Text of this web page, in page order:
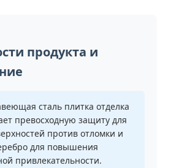
продукта и
сталь плитка отделка
превосходную защиту для
против отломки и
для повышения
привлекательности.